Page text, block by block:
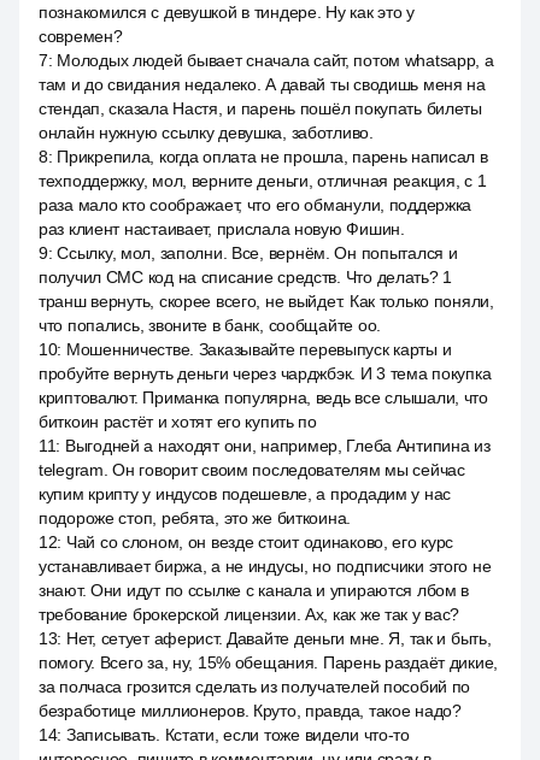
познакомился с девушкой в тиндере. Ну как это у
современ?
7: Молодых людей бывает сначала сайт, потом whatsapp, а
там и до свидания недалеко. А давай ты сводишь меня на
стендап, сказала Настя, и парень пошёл покупать билеты
онлайн нужную ссылку девушка, заботливо.
8: Прикрепила, когда оплата не прошла, парень написал в
техподдержку, мол, верните деньги, отличная реакция, с 1
раза мало кто соображает, что его обманули, поддержка
раз клиент настаивает, прислала новую Фишин.
9:Ссылку, мол, заполни. Все, вернём. Он попытался и
получил СМС код на списание средств. Что делать? 1
транш вернуть, скорее всего, не выйдет. Как только поняли,
что попались, звоните в банк, сообщайте оо.
10: Мошенничестве. Заказывайте перевыпуск карты и
пробуйте вернуть деньги через чарджбэк. И 3 тема покупка
криптовалют. Приманка популярна, ведь все слышали, что
биткоин растёт и хотят его купить по
11: Выгодней а находят они, например, Глеба Антипина из
telegram. Он говорит своим последователям мы сейчас
купим крипту у индусов подешевле, а продадим у нас
подороже стоп, ребята, это же биткоина.
12: Чай со слоном, он везде стоит одинаково, его курс
устанавливает биржа, а не индусы, но подписчики этого не
знают. Они идут по ссылке с канала и упираются лбом в
требование брокерской лицензии. Ах, как же так у вас?
13: Нет, сетует аферист. Давайте деньги мне. Я, так и быть,
помогу. Всего за, ну, 15% обещания. Парень раздаёт дикие,
за полчаса грозится сделать из получателей пособий по
безработице миллионеров. Круто, правда, такое надо?
14: Записывать. Кстати, если тоже видели что-то